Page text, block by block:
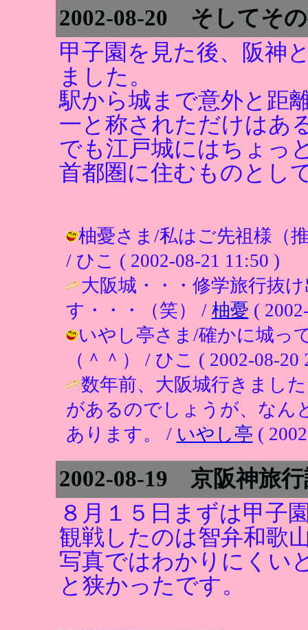
2002-08-20 そしてそ
甲子園を見た後、阪神
ました。
駅から城まで意外と距
一と称されただけはあ
でも江戸城にはちょっ
首都圏に住むものとし
柚憂さま/私はご先祖様（
/ ひこ ( 2002-08-21 11:50 )
大阪城・・・修学旅行抜
す・・・（笑） / 柚憂 (
いやし亭さま/確かに城っ
（＾＾） / ひこ ( 2002-08-20
数年前、大阪城行きまし
があるのでしょうが、なん
あります。 / いやし亭 (
2002-08-19 京阪神旅行
８月１５日まずは甲子
観戦したのは智弁和歌
写真ではわかりにくい
と狭かったです。